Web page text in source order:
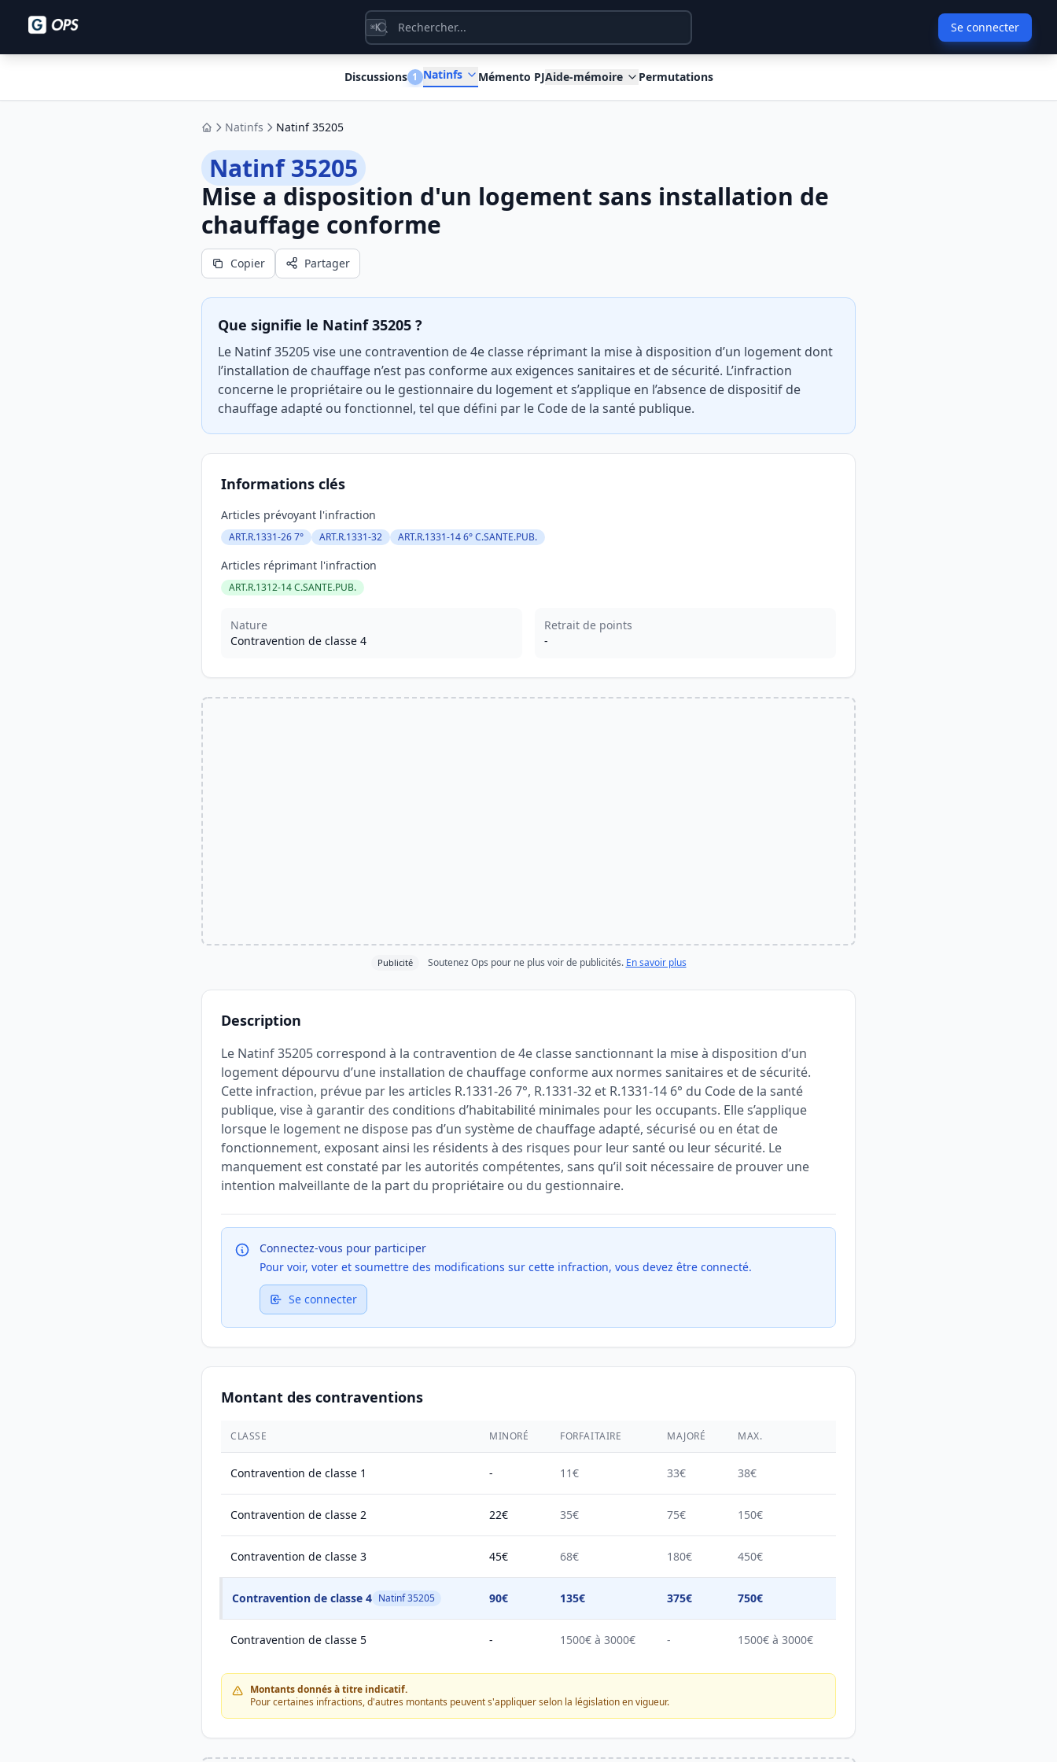
⌘K Se connecter
Discussions 1 Natinfs Mémento PJAide-mémoire Permutations
AccueilNatinfs Natinf 35205
Natinf 35205
Mise a disposition d'un logement sans installation de
chauffage conforme
Copier Partager
Que signifie le Natinf 35205 ?
Le Natinf 35205 vise une contravention de 4e classe réprimant la mise à disposition d’un logement dont
l’installation de chauffage n’est pas conforme aux exigences sanitaires et de sécurité. L’infraction
concerne le propriétaire ou le gestionnaire du logement et s’applique en l’absence de dispositif de
chauffage adapté ou fonctionnel, tel que défini par le Code de la santé publique.
Informations clés
Articles prévoyant l'infraction
ART.R.1331-26 7° ART.R.1331-32 ART.R.1331-14 6° C.SANTE.PUB.
Articles réprimant l'infraction
ART.R.1312-14 C.SANTE.PUB.
Nature
Contravention de classe 4
Retrait de points
-
Publicité Soutenez Ops pour ne plus voir de publicités. En savoir plus
Description
Le Natinf 35205 correspond à la contravention de 4e classe sanctionnant la mise à disposition d’un
logement dépourvu d’une installation de chauffage conforme aux normes sanitaires et de sécurité.
Cette infraction, prévue par les articles R.1331-26 7°, R.1331-32 et R.1331-14 6° du Code de la santé
publique, vise à garantir des conditions d’habitabilité minimales pour les occupants. Elle s’applique
lorsque le logement ne dispose pas d’un système de chauffage adapté, sécurisé ou en état de
fonctionnement, exposant ainsi les résidents à des risques pour leur santé ou leur sécurité. Le
manquement est constaté par les autorités compétentes, sans qu’il soit nécessaire de prouver une
intention malveillante de la part du propriétaire ou du gestionnaire.
Connectez-vous pour participer
Pour voir, voter et soumettre des modifications sur cette infraction, vous devez être connecté.
Se connecter
Montant des contraventions
CLASSE MINORÉ FORFAITAIRE MAJORÉ MAX.
Contravention de classe 1 - 11€ 33€ 38€
Contravention de classe 2 22€ 35€ 75€ 150€
Contravention de classe 3 45€ 68€ 180€ 450€
Contravention de classe 4 Natinf 35205 90€ 135€ 375€ 750€
Contravention de classe 5 - 1500€ à 3000€ - 1500€ à 3000€
Montants donnés à titre indicatif.
Pour certaines infractions, d'autres montants peuvent s'appliquer selon la législation en vigueur.